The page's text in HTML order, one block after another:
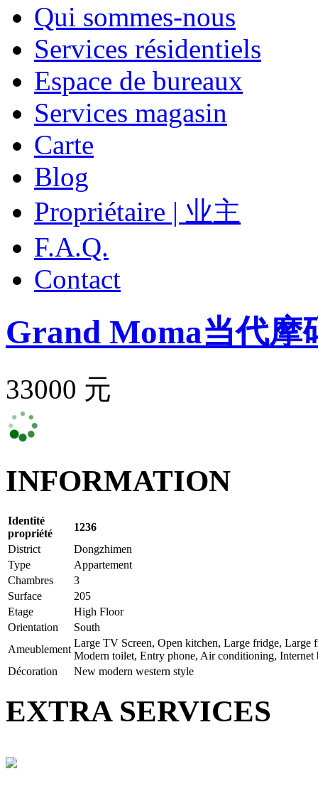
Qui sommes-nous
Services résidentiels
Espace de bureaux
Services magasin
Carte
Blog
Propriétaire | 业主
F.A.Q.
Contact
Grand Moma当代摩
33000 元
INFORMATION
Identité
propriété
1236
District
Dongzhimen
Type
Appartement
Chambres
3
Surface
205
Etage
High Floor
Orientation
South
Ameublement
Large TV Screen, Open kitchen, Large fridge, Large
Modern toilet, Entry phone, Air conditioning, Internet
Décoration
New modern western style
EXTRA SERVICES